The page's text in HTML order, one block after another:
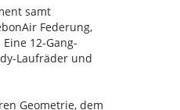
samt
Federung,
12-Gang-
Laufräder und
Geometrie, dem